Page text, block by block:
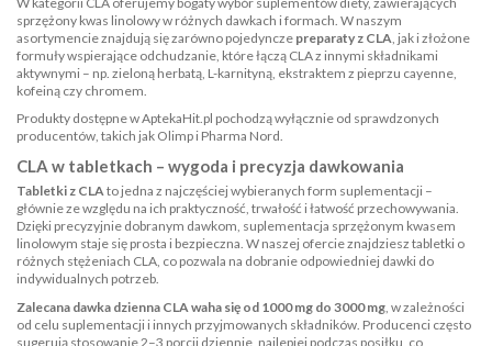
sprzężony kwas linolowy w różnych dawkach i formach. W naszym
asortymencie znajdują się zarówno pojedyncze preparaty z CLA , jak i złożone
formuły wspierające odchudzanie, które łączą CLA z innymi składnikami
aktywnymi – np. zieloną herbatą, L-karnityną, ekstraktem z pieprzu cayenne,
kofeiną czy chromem.
Produkty dostępne w AptekaHit.pl pochodzą wyłącznie od sprawdzonych
producentów, takich jak Olimp i Pharma Nord.
CLA w tabletkach – wygoda i precyzja dawkowania
Tabletki z CLAto jedna z najczęściej wybieranych form suplementacji –
głównie ze względu na ich praktyczność, trwałość i łatwość przechowywania.
Dzięki precyzyjnie dobranym dawkom, suplementacja sprzężonym kwasem
linolowym staje się prosta i bezpieczna. W naszej ofercie znajdziesz tabletki o
różnych stężeniach CLA, co pozwala na dobranie odpowiedniej dawki do
indywidualnych potrzeb.
Zalecana dawka dzienna CLA waha się od 1000 mg do 3000 mg , w zależności
od celu suplementacji i innych przyjmowanych składników. Producenci często
sugerują stosowanie 2–3 porcji dziennie, najlepiej podczas posiłku, co